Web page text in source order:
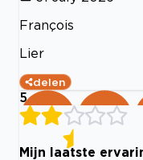
François
Lier
delen
5
Mijn laatste